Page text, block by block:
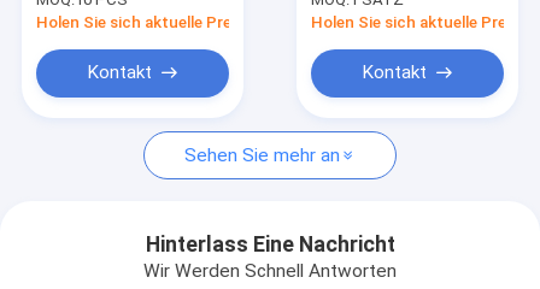
Treten Sie mit uns in Verbindung
Nachrichten
Explosionssichere hohe Bucht-Lichter LED
Holen Sie sich aktuelle Preis
Kontakt
Großhandel
Holen Sie sich aktuelle Preis
Kontakt
Sehen Sie mehr an
Hinterlass Eine Nachricht
Wir Werden Schnell Antworten